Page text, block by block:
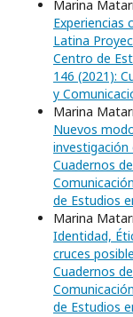
Marina
Experiencias
Latina
Centro de
146 (2021):
y
Marina
Nuevos
investigación
Cuadernos
de Estudios
Marina
Identidad,
cruces
Cuadernos
de Estudios